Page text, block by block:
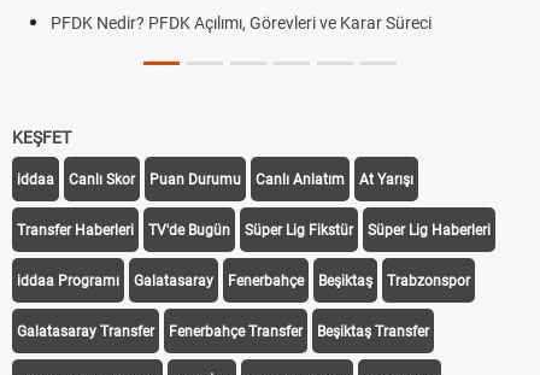
ve Karar Süreci
DGS Sonuçları Ne Zaman
KEŞFET
iddaa Canlı Skor Puan Durumu Canlı Anlatım At Yarışı
Transfer Haberleri TV'de Bugün Süper Lig Fikstür Süper Lig Haberleri
iddaa Programı Galatasaray Fenerbahçe Beşiktaş Trabzonspor
Galatasaray Transfer Fenerbahçe Transfer Beşiktaş Transfer